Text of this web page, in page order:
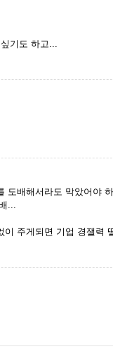
기도 하고...
도배해서라도 막았어야
...
주게되면 기업 경잴력